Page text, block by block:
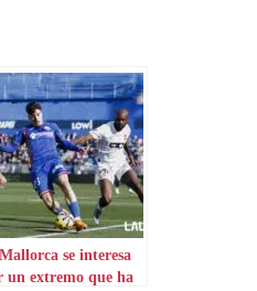
se interesa
un extremo que ha